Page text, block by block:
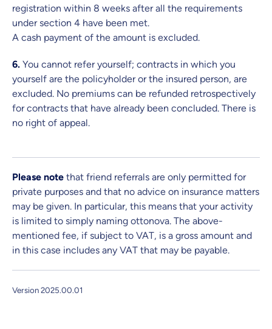
registration within 8 weeks after all the requirements
under section 4 have been met.
A cash payment of the amount is excluded.
6. You cannot refer yourself; contracts in which you
yourself are the policyholder or the insured person, are
excluded. No premiums can be refunded retrospectively
for contracts that have already been concluded. There is
no right of appeal.
Please note that friend referrals are only permitted for
private purposes and that no advice on insurance matters
may be given. In particular, this means that your activity
is limited to simply naming ottonova. The above-
mentioned fee, if subject to VAT, is a gross amount and
in this case includes any VAT that may be payable.
Version 2025.00.01